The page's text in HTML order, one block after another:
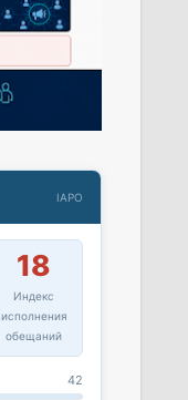
IAPO
18
Индекс
исполнения
обещаний
42